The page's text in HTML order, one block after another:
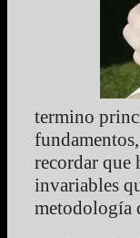
termino
recordar que
invariables
metodología